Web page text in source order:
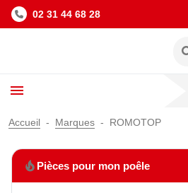
02 31 44 68 28
Accueil Marques ROMOTOP
local_fire_department Pièces pour mon poêle